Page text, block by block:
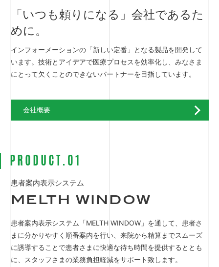
「いつも頼りになる」会社であるた
めに。
インフォーメーションの「新しい定番」となる製品を開発して
います。技術とアイデアで医療プロセスを効率化し、みなさま
にとって欠くことのできないパートナーを目指しています。
会社概要
PRODUCT.01
患者案内表示システム
MELTH WINDOW
患者案内表示システム「MELTH WINDOW」を通して、患者さ
まに分かりやすく順番案内を行い、来院から精算までスムーズ
に誘導することで患者さまに快適な待ち時間を提供するととも
に、スタッフさまの業務負担軽減をサポート致します。